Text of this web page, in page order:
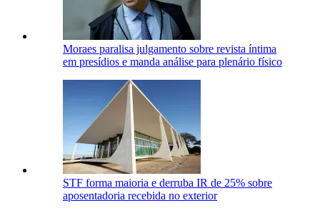
Moraes paralisa julgamento sobre revista íntima
em presídios e manda análise para plenário físico
STF forma maioria e derruba IR de 25% sobre
aposentadoria recebida no exterior